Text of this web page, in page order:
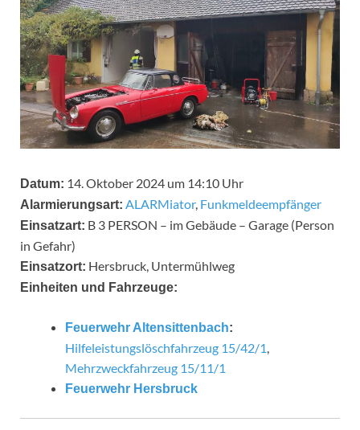
Datum: 14. Oktober 2024 um 14:10 Uhr
Alarmierungsart: ALARMiator, Funkmeldeempfänger
Einsatzart: B 3 PERSON – im Gebäude – Garage (Person
in Gefahr)
Einsatzort: Hersbruck, Untermühlweg
Einheiten und Fahrzeuge:
Feuerwehr Altensittenbach:
Hilfeleistungslöschfahrzeug 15/42/1,
Mehrzweckfahrzeug 15/11/1
Feuerwehr Hersbruck